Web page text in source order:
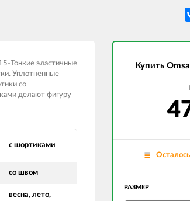
​Тонкие эластичные
Уплотненные
со
делают фигуру
с шортиками
со швом
весна, лето,
Купить
РАЗМЕР